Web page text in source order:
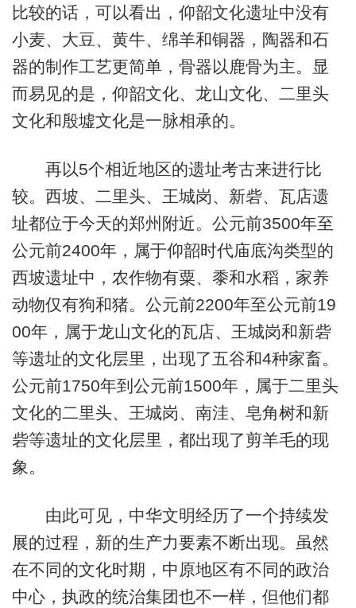
比较的话，可以看出，仰韶文化遗址中没有
小麦、大豆、黄牛、绵羊和铜器，陶器和石
器的制作工艺更简单，骨器以鹿骨为主。显
而易见的是，仰韶文化、龙山文化、二里头
文化和殷墟文化是一脉相承的。
再以5个相近地区的遗址考古来进行比
较。西坡、二里头、王城岗、新砦、瓦店遗
址都位于今天的郑州附近。公元前3500年至
公元前2400年，属于仰韶时代庙底沟类型的
西坡遗址中，农作物有粟、黍和水稻，家养
动物仅有狗和猪。公元前2200年至公元前19
00年，属于龙山文化的瓦店、王城岗和新砦
等遗址的文化层里，出现了五谷和4种家畜。
公元前1750年到公元前1500年，属于二里头
文化的二里头、王城岗、南洼、皂角树和新
砦等遗址的文化层里，都出现了剪羊毛的现
象。
由此可见，中华文明经历了一个持续发
展的过程，新的生产力要素不断出现。虽然
在不同的文化时期，中原地区有不同的政治
中心，执政的统治集团也不一样，但他们都